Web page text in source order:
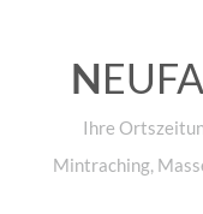
N
Ihre
Mintraching,